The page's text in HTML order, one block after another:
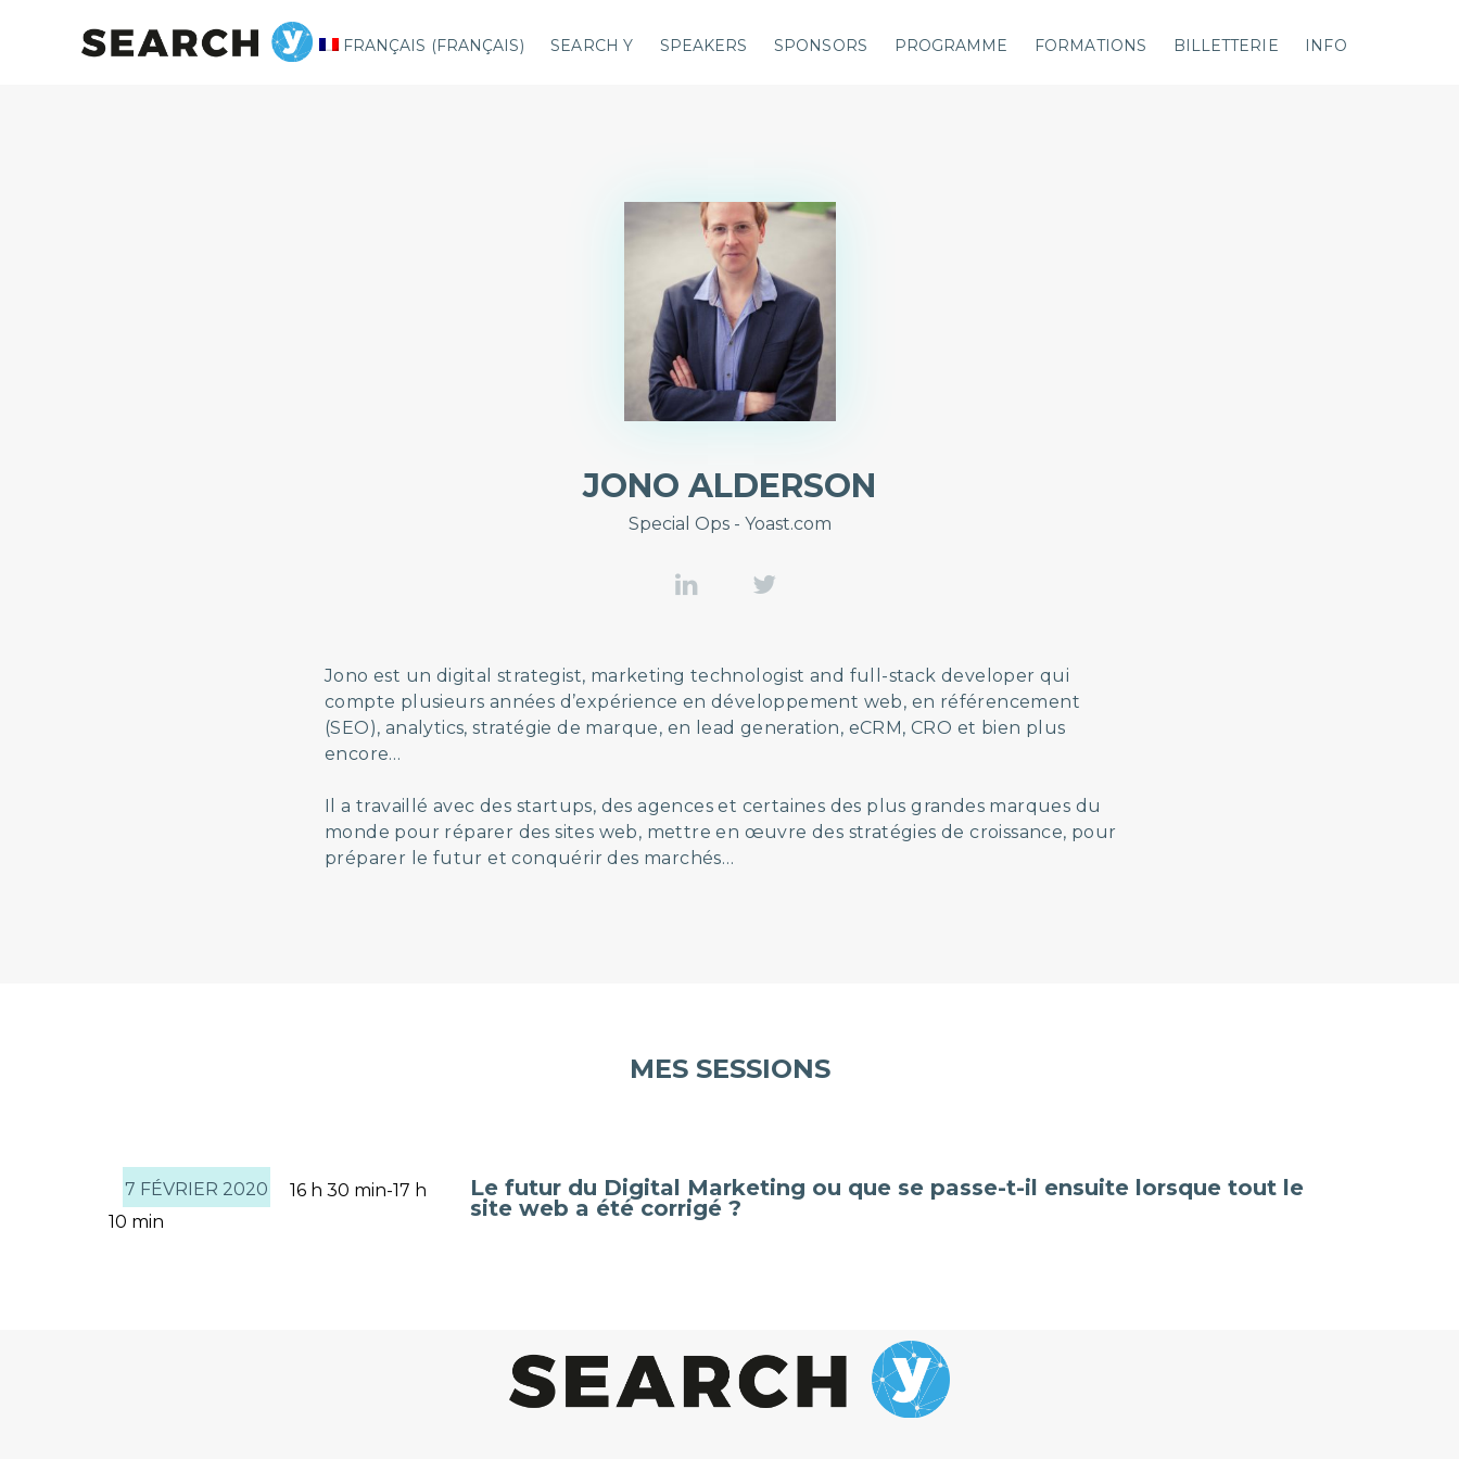
FRANÇAIS (FRANÇAIS) SEARCH Y SPEAKERS SPONSORS PROGRAMME FORMATIONS BILLETTERIE INFO
JONO ALDERSON
Special Ops - Yoast.com
Jono est un digital strategist, marketing technologist and full-stack developer qui
compte plusieurs années d’expérience en développement web, en référencement
(SEO), analytics, stratégie de marque, en lead generation, eCRM, CRO et bien plus
encore…
Il a travaillé avec des startups, des agences et certaines des plus grandes marques du
monde pour réparer des sites web, mettre en œuvre des stratégies de croissance, pour
préparer le futur et conquérir des marchés…
MES SESSIONS
7 FÉVRIER 2020
16 h 30 min-17 h
10 min
Le futur du Digital Marketing ou que se passe-t-il ensuite lorsque tout le
site web a été corrigé ?